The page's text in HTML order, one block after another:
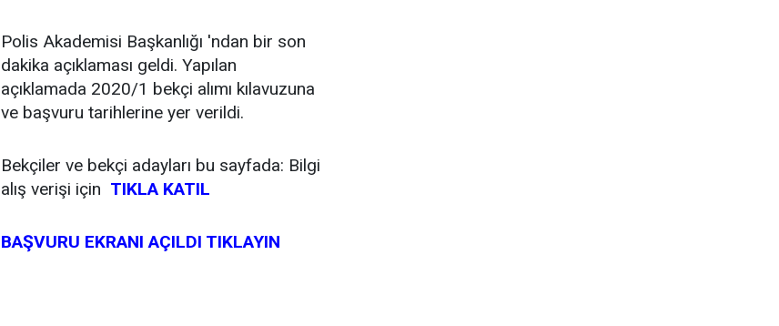
Polis Akademisi Başkanlığı 'ndan bir son
dakika açıklaması geldi. Yapılan
açıklamada 2020/1 bekçi alımı kılavuzuna
ve başvuru tarihlerine yer verildi.
Bekçiler ve bekçi adayları bu sayfada: Bilgi
alış verişi için TIKLA KATIL
BAŞVURU EKRANI AÇILDI TIKLAYIN